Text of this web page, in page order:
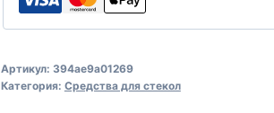
Артикул: 394ae9a01269
Категория: Средства для стекол